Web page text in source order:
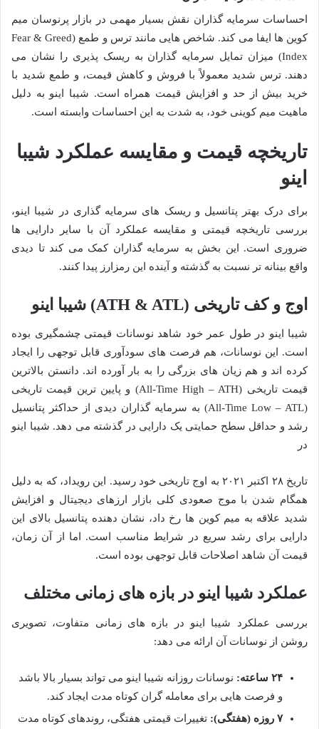
احساسات سرمایه گذاران نقش بسیار مهمی در بازار پرنوسان میم
کوین ها ایفا می کند. شاخص هایی مانند ترس و طمع (Fear & Greed
Index) میزان تمایل سرمایه گذاران به ریسک پذیری را نشان می
دهند. ترس شدید معمولاً با فروش و کاهش قیمت، و طمع شدید با
خرید بیش از حد و افزایش قیمت همراه است. شیبا اینو به دلیل
ماهیت میم کوینی خود، به شدت به این احساسات وابسته است.
تاریخچه قیمت و مقایسه عملکرد شیبا
اینو
برای درک بهتر پتانسیل و ریسک های سرمایه گذاری در شیبا اینو،
بررسی تاریخچه قیمتی و مقایسه عملکرد آن با سایر دارایی ها
ضروری است. این بخش به سرمایه گذاران کمک می کند تا دیدی
واقع بینانه تر نسبت به گذشته و آینده این رمزارز پیدا کنند.
اوج و کف تاریخی (ATH & ATL) شیبا اینو
شیبا اینو در طول عمر خود شاهد نوسانات قیمتی چشمگیری بوده
است. این نوسانات، هم فرصت های سودآوری قابل توجهی را ایجاد
کرده اند و هم زیان های بزرگی را به بار آورده اند. دانستن بالاترین
قیمت تاریخی (All-Time High – ATH) و پایین ترین قیمت تاریخی
(All-Time Low – ATL) به سرمایه گذاران دیدی از حداکثر پتانسیل
رشد و حداقل سطح حمایتی یک دارایی در گذشته می دهد. شیبا اینو
در
تاریخ ۲۸ اکتبر ۲۰۲۱ به اوج تاریخی خود رسید. این رویداد، که به دلیل
همگام شدن با موج صعودی کلی بازار ارزهای دیجیتال و افزایش
شدید علاقه به میم کوین ها رخ داد، نشان دهنده پتانسیل بالای این
دارایی برای رشد سریع در شرایط مناسب است. اما از آن زمان،
قیمت آن شاهد اصلاحات قابل توجهی بوده است.
عملکرد شیبا اینو در بازه های زمانی مختلف
بررسی عملکرد شیبا اینو در بازه های زمانی متفاوت، تصویری
روشن از نوسانات آن ارائه می دهد:
۲۴ ساعته:
نوسانات روزانه شیبا اینو می تواند بسیار بالا باشد
و فرصت هایی برای معامله گران کوتاه مدت ایجاد کند.
۷ روزه (هفتگی):
تغییرات قیمتی هفتگی، روندهای کوتاه مدت